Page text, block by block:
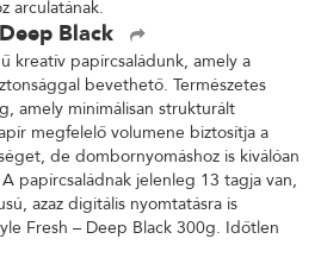
arculatának.
Black
kreatív papírcsaládunk, amely a
bevethető. Természetes
amely minimálisan strukturált
megfelelő volumene biztosítja a
de dombornyomáshoz is kiválóan
papírcsaládnak jelenleg 13 tagja van,
azaz digitális nyomtatásra is
Fresh – Deep Black 300g. Időtlen